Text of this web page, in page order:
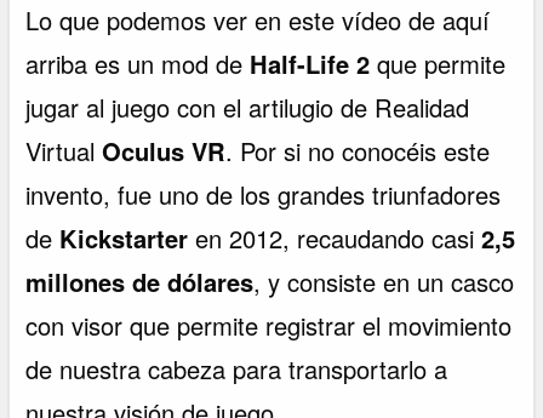
Lo que podemos ver en este vídeo de aquí
arriba es un mod de Half-Life 2 que permite
jugar al juego con el artilugio de Realidad
VirtualOculus VR. Por si no conocéis este
invento, fue uno de los grandes triunfadores
de Kickstarteren 2012, recaudando casi2,5
millones de dólares, y consiste en un casco
con visor que permite registrar el movimiento
de nuestra cabeza para transportarlo a